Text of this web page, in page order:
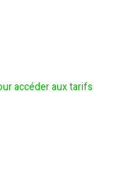
accéder aux tarifs